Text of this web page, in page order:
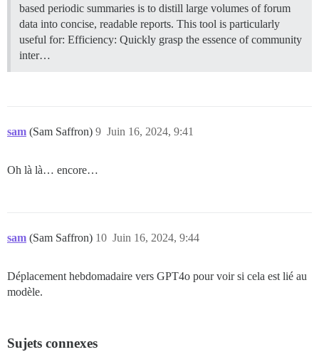
based periodic summaries is to distill large volumes of forum
data into concise, readable reports. This tool is particularly
useful for: Efficiency: Quickly grasp the essence of community
inter…
sam (Sam Saffron) Juin 16, 2024, 9:41
9
Oh là là… encore…
sam (Sam Saffron) Juin 16, 2024, 9:44
10
Déplacement hebdomadaire vers GPT4o pour voir si cela est lié au
modèle.
Sujets connexes